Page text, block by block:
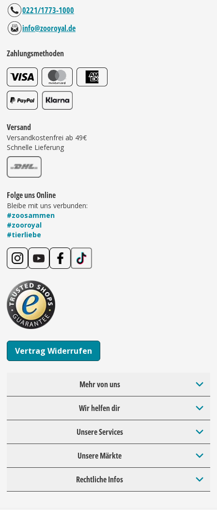
0221/1773-1000
info@zooroyal.de
Zahlungsmethoden
Versand
Versandkostenfrei ab 49€
Schnelle Lieferung
Folge uns Online
Bleibe mit uns verbunden:
#zoosammen
#zooroyal
#tierliebe
Vertrag Widerrufen
Mehr von uns
Wir helfen dir
Unsere Services
Unsere Märkte
Rechtliche Infos